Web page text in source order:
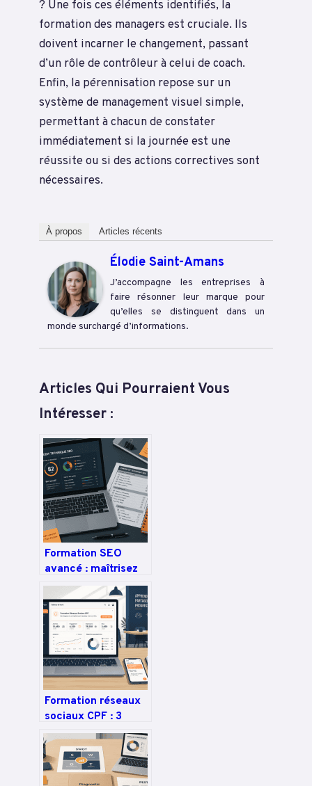
? Une fois ces éléments identifiés, la
formation des managers est cruciale. Ils
doivent incarner le changement, passant
d’un rôle de contrôleur à celui de coach.
Enfin, la pérennisation repose sur un
système de management visuel simple,
permettant à chacun de constater
immédiatement si la journée est une
réussite ou si des actions correctives sont
nécessaires.
À propos Articles récents
Élodie Saint-Amans
J’accompagne les entreprises à
faire résonner leur marque pour
qu’elles se distinguent dans un
monde surchargé d’informations.
Articles Qui Pourraient Vous
Intéresser :
Formation SEO
avancé : maîtrisez
l’audit technique, le
maillage
sémantique et la
donnée pour
dominer les SERP
Formation réseaux
sociaux CPF : 3
leviers pour
transformer votre
visibilité en
résultats concrets